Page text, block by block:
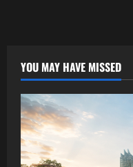
YOU MAY HAVE MISSED